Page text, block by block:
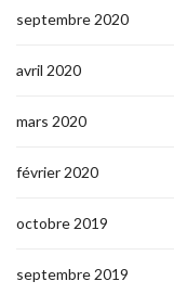
septembre 2020
avril 2020
mars 2020
février 2020
octobre 2019
septembre 2019